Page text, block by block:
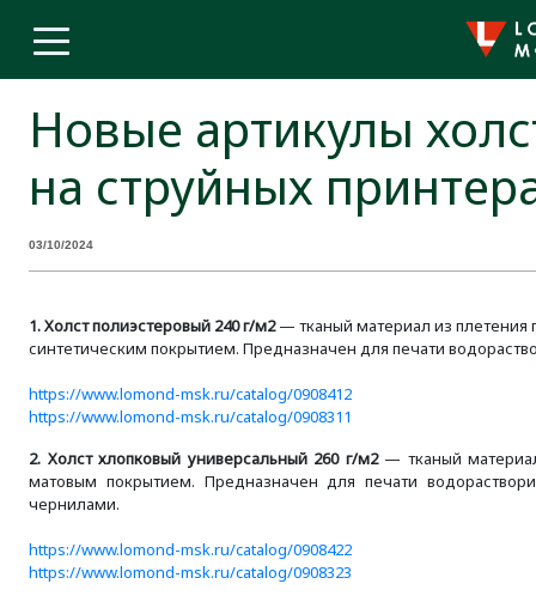
Новые артикулы
на струйных
03/10/2024
1. Холст полиэстеровый 240 г/м2— тканый материал из плетения
синтетическим покрытием. Предназначен для печати
https://www.lomond-msk.ru/catalog/0908412
https://www.lomond-msk.ru/catalog/0908311
2. Холст хлопковый универсальный 260 г/м2— тканый
матовым покрытием. Предназначен для печати
чернилами.
https://www.lomond-msk.ru/catalog/0908422
https://www.lomond-msk.ru/catalog/0908323